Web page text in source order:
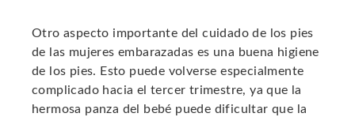
Otro aspecto importante del cuidado de los pies
de las mujeres embarazadas es una buena higiene
de los pies. Esto puede volverse especialmente
complicado hacia el tercer trimestre, ya que la
hermosa panza del bebé puede dificultar que la